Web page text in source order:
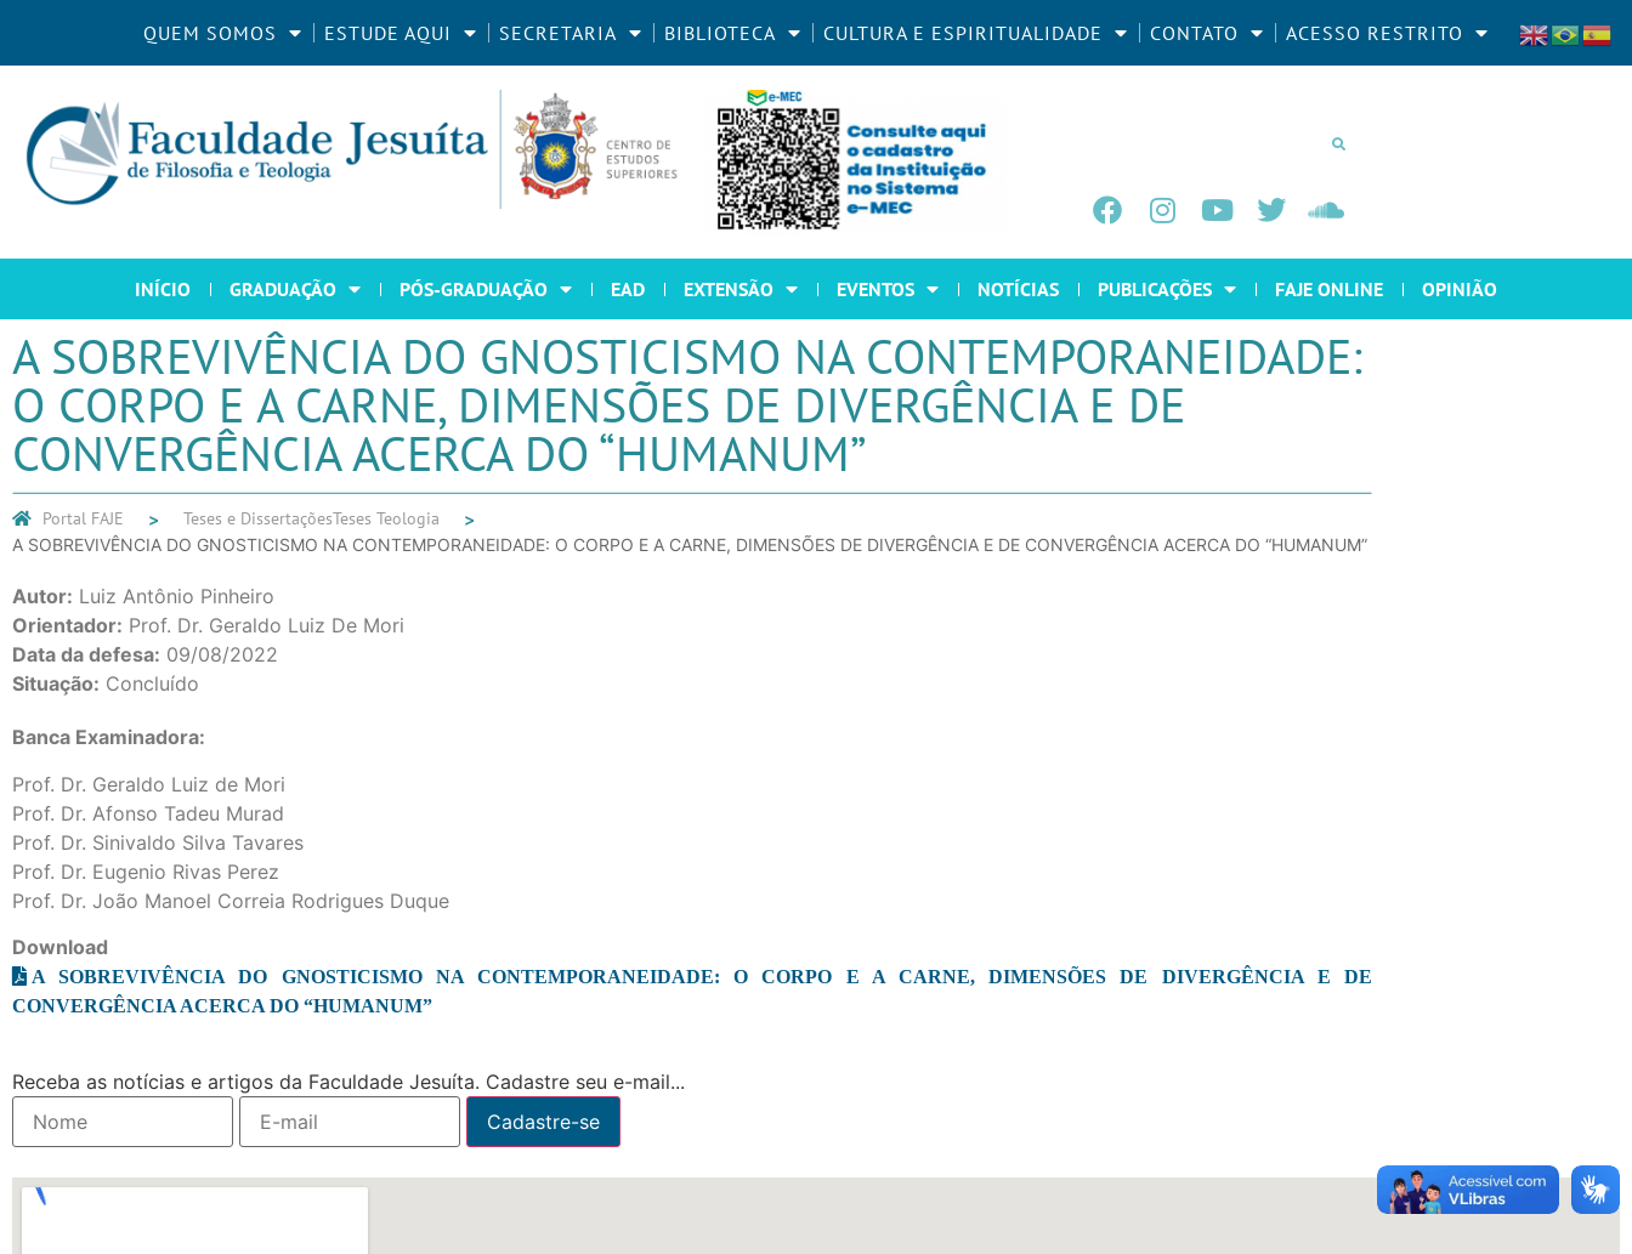
QUEM SOMOS ESTUDE AQUI SECRETARIA BIBLIOTECA CULTURA E ESPIRITUALIDADE CONTATO ACESSO RESTRITO
INÍCIO GRADUAÇÃO PÓS-GRADUAÇÃO EAD EXTENSÃO EVENTOS NOTÍCIAS PUBLICAÇÕES FAJE ONLINE OPINIÃO
A SOBREVIVÊNCIA DO GNOSTICISMO NA CONTEMPORANEIDADE:
O CORPO E A CARNE, DIMENSÕES DE DIVERGÊNCIA E DE
CONVERGÊNCIA ACERCA DO “HUMANUM”
Portal FAJE Teses e DissertaçõesTeses Teologia
A SOBREVIVÊNCIA DO GNOSTICISMO NA CONTEMPORANEIDADE: O CORPO E A CARNE, DIMENSÕES DE DIVERGÊNCIA E DE CONVERGÊNCIA ACERCA DO “HUMANUM”
Autor: Luiz Antônio Pinheiro
Orientador: Prof. Dr. Geraldo Luiz De Mori
Data da defesa: 09/08/2022
Situação: Concluído
Banca Examinadora:
Prof. Dr. Geraldo Luiz de Mori
Prof. Dr. Afonso Tadeu Murad
Prof. Dr. Sinivaldo Silva Tavares
Prof. Dr. Eugenio Rivas Perez
Prof. Dr. João Manoel Correia Rodrigues Duque
Download
A SOBREVIVÊNCIA DO GNOSTICISMO NA CONTEMPORANEIDADE: O CORPO E A CARNE, DIMENSÕES DE DIVERGÊNCIA E DE
CONVERGÊNCIA ACERCA DO “HUMANUM”
Receba as notícias e artigos da Faculdade Jesuíta. Cadastre seu e-mail...